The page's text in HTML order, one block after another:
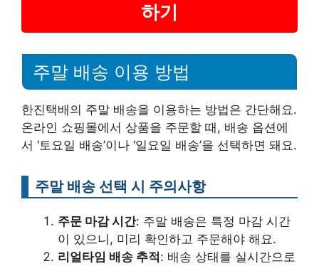
하기
주말 배송 이용 방법
한진택배의 주말 배송을 이용하는 방법은 간단해요.
온라인 쇼핑몰에서 상품을 주문할 때, 배송 옵션에
서 ‘토요일 배송’이나 ‘일요일 배송’을 선택하면 돼요.
주말 배송 선택 시 주의사항
주문 마감 시간: 주말 배송은 특정 마감 시간
이 있으니, 미리 확인하고 주문해야 해요.
리얼타임 배송 추적: 배송 상태를 실시간으로